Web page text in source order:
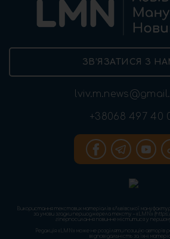
ЗВ’ЯЗАТИСЯ З
+38068 497 40
Використання текстових матеріалів «Львівської
за умови згадки першоджерела тексту – «LMN»
гіперпосилання повинне міститися у
Редакція «LMN» може не розділяти позицію авторів
відповідальність за їхні